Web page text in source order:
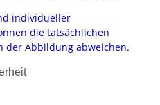
individueller
die tatsächlichen
der Abbildung abweichen.